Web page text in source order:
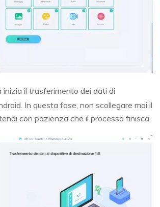
inizia il trasferimento dei dati di
In questa fase, non scollegare mai il
con pazienza che il processo finisca.